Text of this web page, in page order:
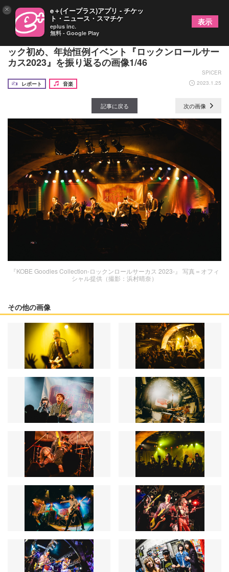
「ラインナップが強すぎる」ロックの街・神戸でロ
ック初め、年始恒例イベント『ロックンロールサー
カス2023』を振り返るの画像1/46
SPICER
レポート
音楽 2023.1.25
記事に戻る 次の画像
『KOBE Goodies Collection-ロックンロールサーカス 2023-』 写真＝オフィ
シャル提供（撮影：浜村晴奈）
その他の画像
× e＋(イープラス)アプリ - チケッ
ト・ニュース・スマチケ
eplus inc.
無料 - Google Play
表示